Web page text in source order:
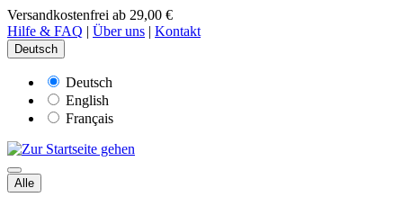
Versandkostenfrei ab 29,00 €
Hilfe & FAQ | Über uns | Kontakt
Deutsch
Deutsch
English
Français
Alle